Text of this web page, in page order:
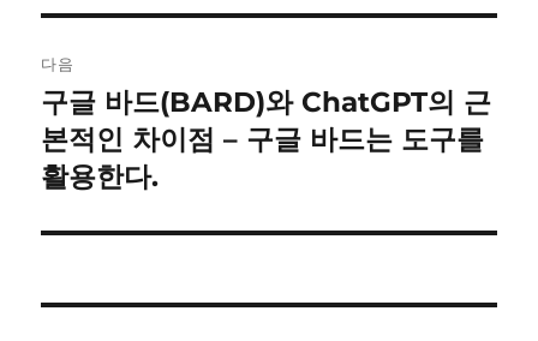
게
이
션
글:
다음
다
음
글:
구글 바드(BARD)와 ChatGPT의 근
본적인 차이점 – 구글 바드는 도구를
활용한다.